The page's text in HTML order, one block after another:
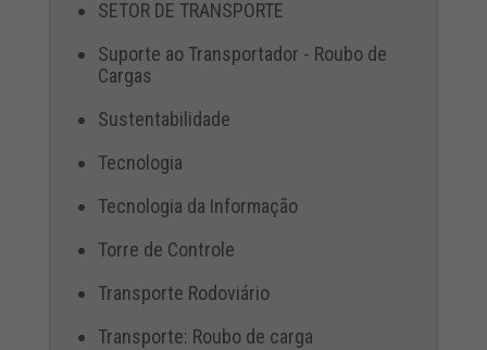
SETOR DE TRANSPORTE
Suporte ao Transportador - Roubo de
Cargas
Sustentabilidade
Tecnologia
Tecnologia da Informação
Torre de Controle
Transporte Rodoviário
Transporte: Roubo de carga